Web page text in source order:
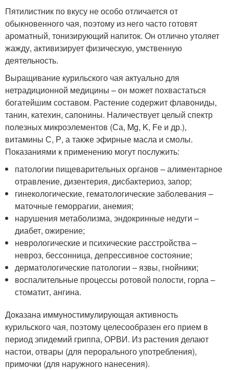
Пятилистник по вкусу не особо отличается от
обыкновенного чая, поэтому из него часто готовят
ароматный, тонизирующий напиток. Он отлично утоляет
жажду, активизирует физическую, умственную
деятельность.
Выращивание курильского чая актуально для
нетрадиционной медицины – он может похвастаться
богатейшим составом. Растение содержит флавониды,
танин, катехин, сапонины. Наличествует целый спектр
полезных микроэлементов (Са, Mg, K, Fе и др.),
витамины С, Р, а также эфирные масла и смолы.
Показаниями к применению могут послужить:
патологии пищеварительных органов – алиментарное
отравление, дизентерия, дисбактериоз, запор;
гинекологические, гематологические заболевания –
маточные геморрагии, анемия;
нарушения метаболизма, эндокринные недуги –
диабет, ожирение;
неврологические и психические расстройства –
невроз, бессонница, депрессивное состояние;
дерматологические патологии – язвы, гнойники;
воспалительные процессы ротовой полости, горла –
стоматит, ангина.
Доказана иммуностимулирующая активность
курильского чая, поэтому целесообразен его прием в
период эпидемий гриппа, ОРВИ. Из растения делают
настои, отвары (для перорального употребления),
примочки (для наружного нанесения).